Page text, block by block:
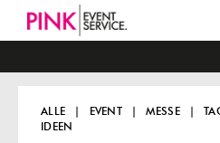
ALLE EVENT MESSE
IDEEN